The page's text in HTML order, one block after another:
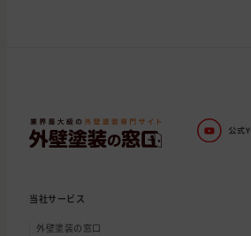
当社サービス
外壁塗装の窓口